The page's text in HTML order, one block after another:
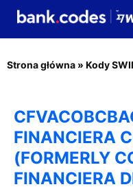
Strona główna » Kody
FINANCIERA
(FORMERLY
FINANCIERA